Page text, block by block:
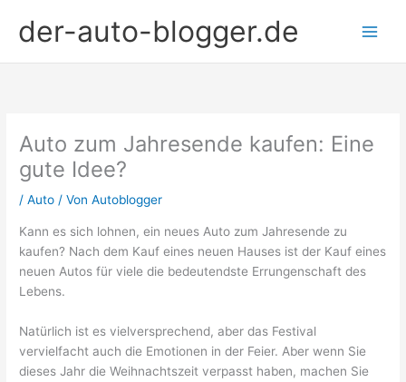
Inhaltder-auto-blogger.de
Auto zum Jahresende kaufen: Eine
gute Idee?
/Auto / VonAutoblogger
Kann es sich lohnen, ein neues Auto zum Jahresende zu
kaufen? Nach dem Kauf eines neuen Hauses ist der Kauf eines
neuen Autos für viele die bedeutendste Errungenschaft des
Lebens.
Natürlich ist es vielversprechend, aber das Festival
vervielfacht auch die Emotionen in der Feier. Aber wenn Sie
dieses Jahr die Weihnachtszeit verpasst haben, machen Sie